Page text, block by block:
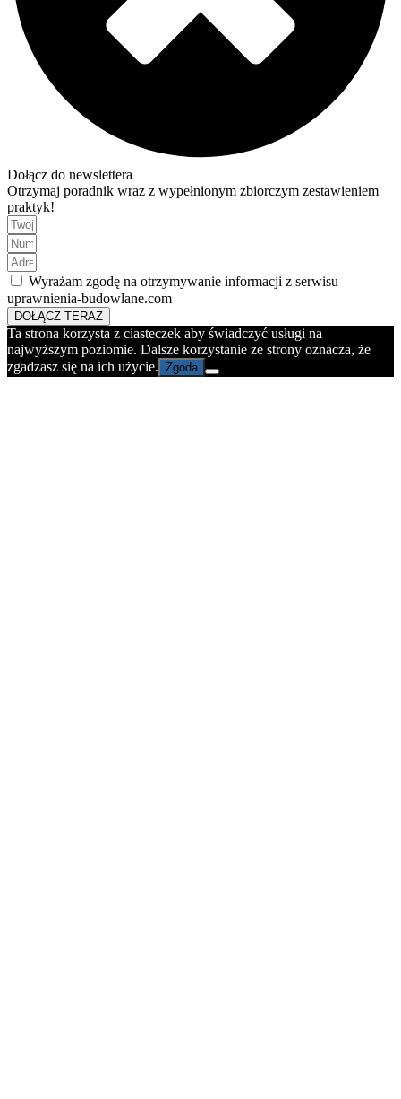
Dołącz do newslettera
Otrzymaj poradnik wraz z wypełnionym zbiorczym zestawieniem
praktyk!
Wyrażam zgodę na otrzymywanie informacji z serwisu
uprawnienia-budowlane.com
DOŁĄCZ TERAZ
Ta strona korzysta z ciasteczek aby świadczyć usługi na
najwyższym poziomie. Dalsze korzystanie ze strony oznacza, że
zgadzasz się na ich użycie. Zgoda